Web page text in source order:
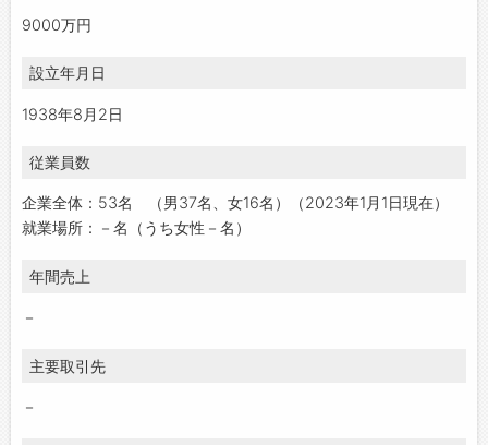
9000万円
設立年月日
1938年8月2日
従業員数
企業全体：53名 （男37名、女16名）（2023年1月1日現在）
就業場所：－名（うち女性－名）
年間売上
－
主要取引先
－